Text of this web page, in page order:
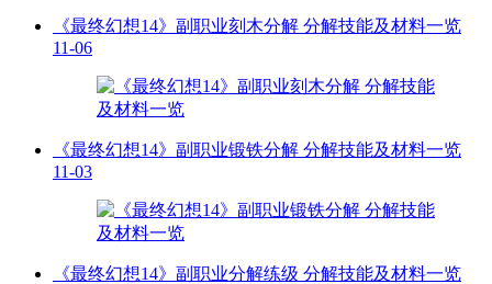
《最终幻想14》副职业刻木分解 分解技能及材料一览
11-06
《最终幻想14》副职业锻铁分解 分解技能及材料一览
11-03
《最终幻想14》副职业分解练级 分解技能及材料一览